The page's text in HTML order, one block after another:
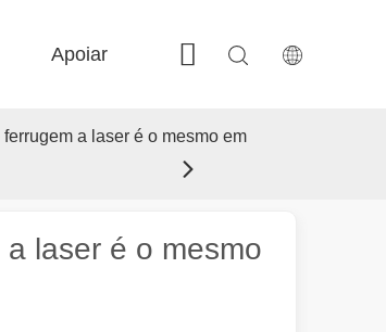
Apoiar Contate-nos
a laser é o mesmo em
laser é o mesmo